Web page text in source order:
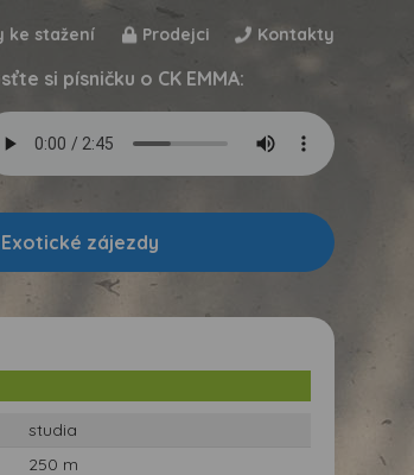
ke stažení Prodejci Kontakty
si písničku o CK EMMA:
Exotické zájezdy
studia
250 m